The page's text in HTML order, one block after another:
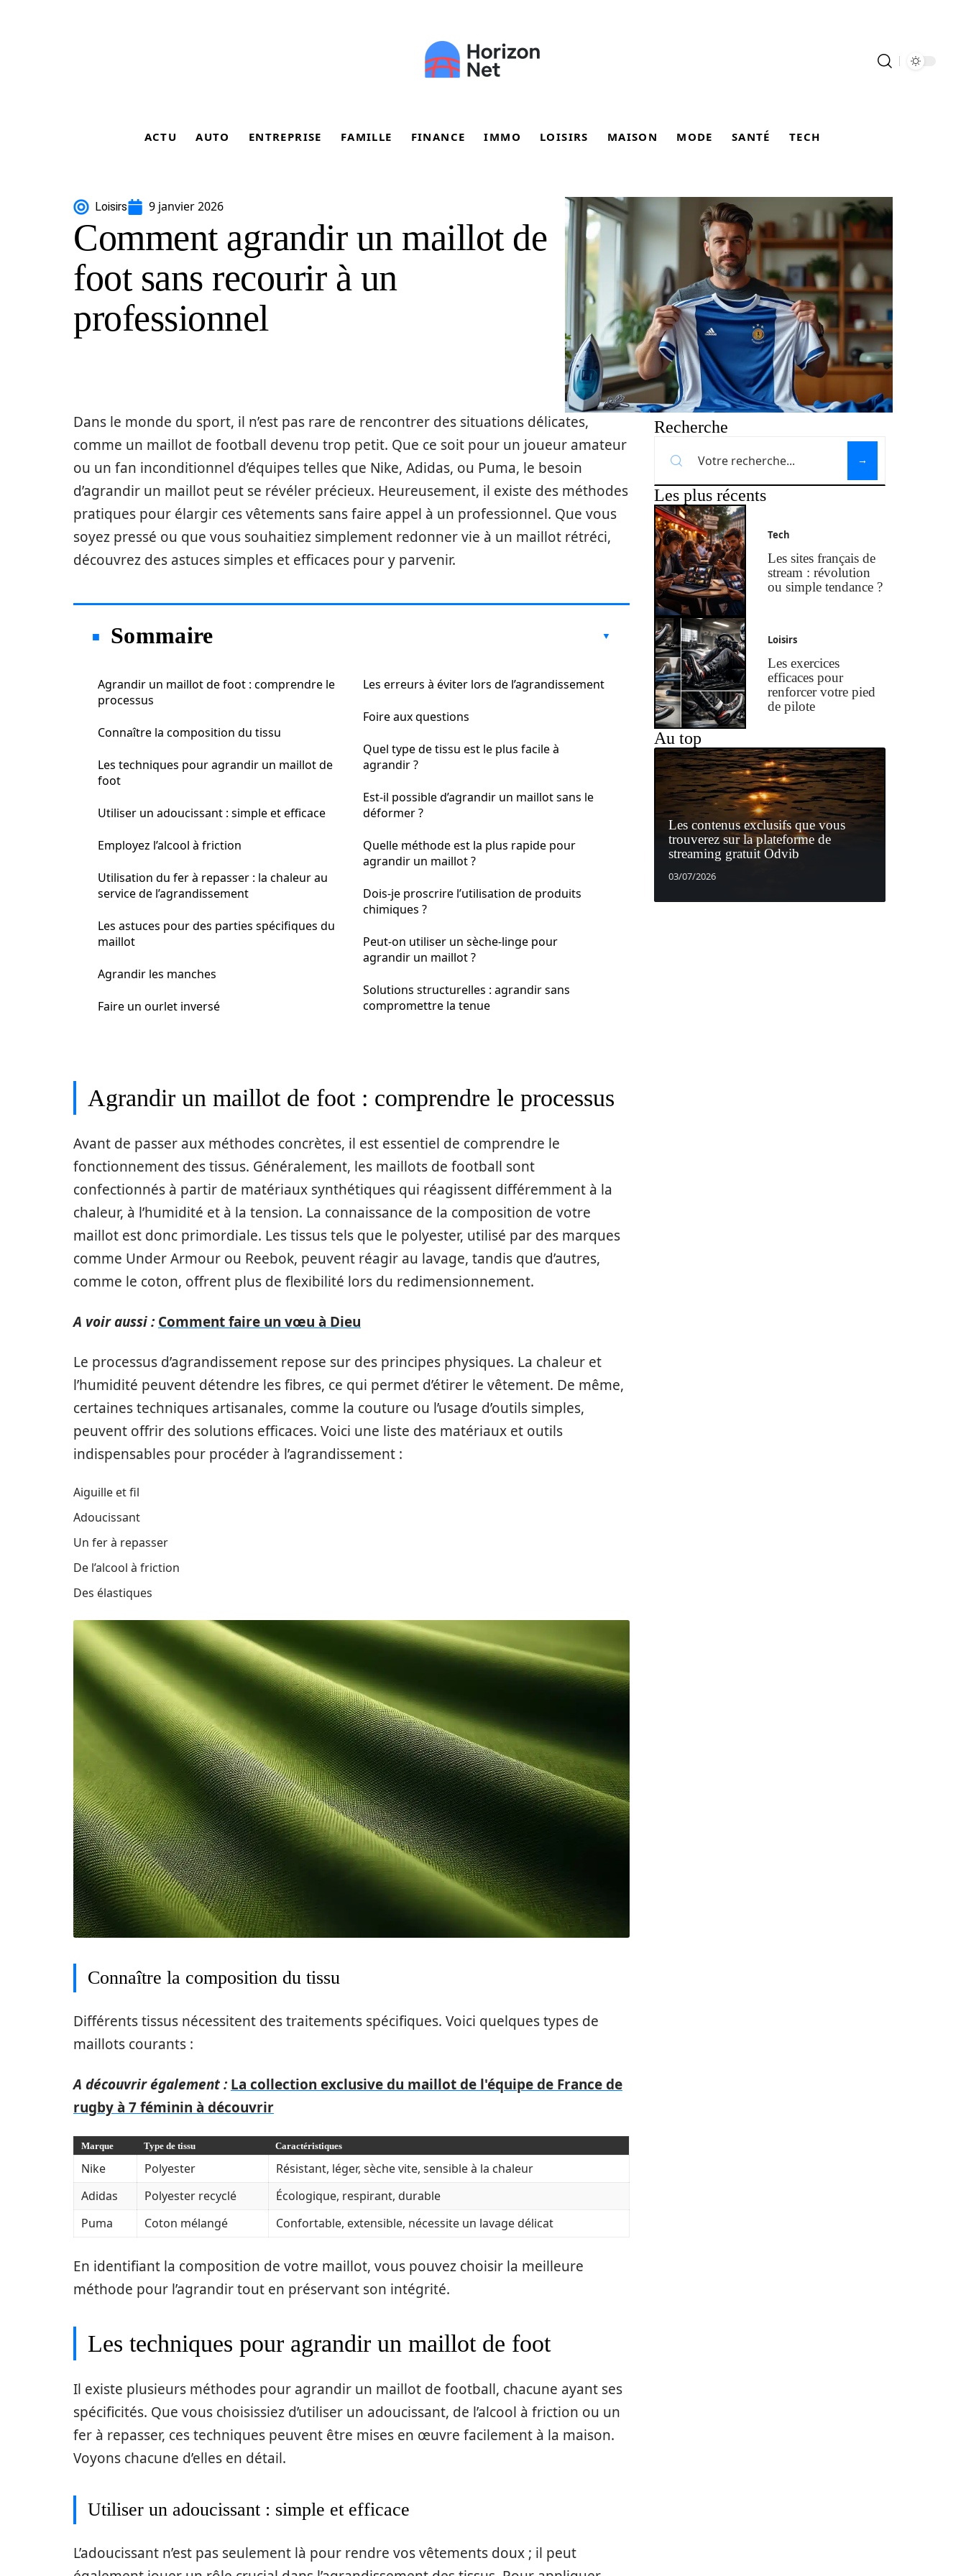
ACTU AUTO ENTREPRISE FAMILLE FINANCE IMMO LOISIRS MAISON MODE SANTÉ TECH
Loisirs 9 janvier 2026
Comment agrandir un maillot de
foot sans recourir à un
professionnel
Dans le monde du sport, il n’est pas rare de rencontrer des situations délicates,
comme un maillot de football devenu trop petit. Que ce soit pour un joueur amateur
ou un fan inconditionnel d’équipes telles que Nike, Adidas, ou Puma, le besoin
d’agrandir un maillot peut se révéler précieux. Heureusement, il existe des méthodes
pratiques pour élargir ces vêtements sans faire appel à un professionnel. Que vous
soyez pressé ou que vous souhaitiez simplement redonner vie à un maillot rétréci,
découvrez des astuces simples et efficaces pour y parvenir.
Sommaire
Agrandir un maillot de foot : comprendre le
processus
Connaître la composition du tissu
Les techniques pour agrandir un maillot de
foot
Utiliser un adoucissant : simple et efficace
Employez l’alcool à friction
Utilisation du fer à repasser : la chaleur au
service de l’agrandissement
Les astuces pour des parties spécifiques du
maillot
Agrandir les manches
Faire un ourlet inversé
Les erreurs à éviter lors de l’agrandissement
Foire aux questions
Quel type de tissu est le plus facile à
agrandir ?
Est-il possible d’agrandir un maillot sans le
déformer ?
Quelle méthode est la plus rapide pour
agrandir un maillot ?
Dois-je proscrire l’utilisation de produits
chimiques ?
Peut-on utiliser un sèche-linge pour
agrandir un maillot ?
Solutions structurelles : agrandir sans
compromettre la tenue
Agrandir un maillot de foot : comprendre le processus
Avant de passer aux méthodes concrètes, il est essentiel de comprendre le
fonctionnement des tissus. Généralement, les maillots de football sont
confectionnés à partir de matériaux synthétiques qui réagissent différemment à la
chaleur, à l’humidité et à la tension. La connaissance de la composition de votre
maillot est donc primordiale. Les tissus tels que le polyester, utilisé par des marques
comme Under Armour ou Reebok, peuvent réagir au lavage, tandis que d’autres,
comme le coton, offrent plus de flexibilité lors du redimensionnement.
A voir aussi : Comment faire un vœu à Dieu
Le processus d’agrandissement repose sur des principes physiques. La chaleur et
l’humidité peuvent détendre les fibres, ce qui permet d’étirer le vêtement. De même,
certaines techniques artisanales, comme la couture ou l’usage d’outils simples,
peuvent offrir des solutions efficaces. Voici une liste des matériaux et outils
indispensables pour procéder à l’agrandissement :
Aiguille et fil
Adoucissant
Un fer à repasser
De l’alcool à friction
Des élastiques
Connaître la composition du tissu
Différents tissus nécessitent des traitements spécifiques. Voici quelques types de
maillots courants :
A découvrir également : La collection exclusive du maillot de l'équipe de France de
rugby à 7 féminin à découvrir
Marque Type de tissu Caractéristiques
Nike Polyester
Résistant, léger, sèche vite, sensible à la chaleur
Adidas
Polyester recyclé
Écologique, respirant, durable
Puma
Coton mélangé Confortable, extensible, nécessite un lavage délicat
En identifiant la composition de votre maillot, vous pouvez choisir la meilleure
méthode pour l’agrandir tout en préservant son intégrité.
Les techniques pour agrandir un maillot de foot
Il existe plusieurs méthodes pour agrandir un maillot de football, chacune ayant ses
spécificités. Que vous choisissiez d’utiliser un adoucissant, de l’alcool à friction ou un
fer à repasser, ces techniques peuvent être mises en œuvre facilement à la maison.
Voyons chacune d’elles en détail.
Utiliser un adoucissant : simple et efficace
L’adoucissant n’est pas seulement là pour rendre vos vêtements doux ; il peut
Recherche
Les plus récents
Tech
Les sites français de
stream : révolution
ou simple tendance ?
Loisirs
Les exercices
efficaces pour
renforcer votre pied
de pilote
Au top
Les contenus exclusifs que vous
trouverez sur la plateforme de
streaming gratuit Odvib
03/07/2026